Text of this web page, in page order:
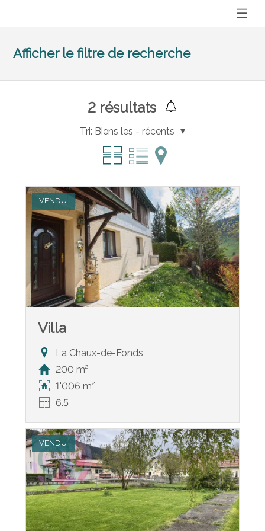
Afficher le filtre de recherche
2 résultats
Tri: Biens les - récents
VENDU
Villa
La Chaux-de-Fonds
200 m²
1'006 m²
6.5
VENDU